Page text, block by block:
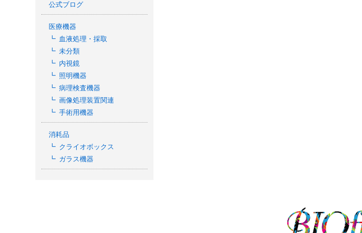
公式ブログ
医療機器
血液処理・採取
未分類
内視鏡
照明機器
病理検査機器
画像処理装置関連
手術用機器
消耗品
クライオボックス
ガラス機器